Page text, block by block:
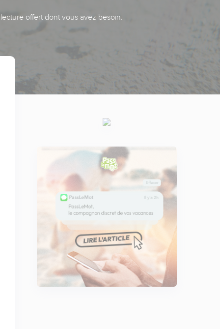
offert dont vous avez besoin.